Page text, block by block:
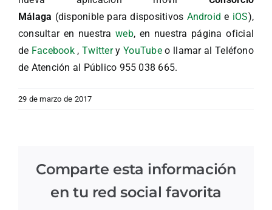
Málaga (disponible para dispositivos Android e iOS),
consultar en nuestraweb, en nuestra página oficial
de Facebook,TwitteryYouTubeo llamar al Teléfono
de Atención al Público 955 038 665.
29 de marzo de 2017
Comparte esta información
en tu red social favorita